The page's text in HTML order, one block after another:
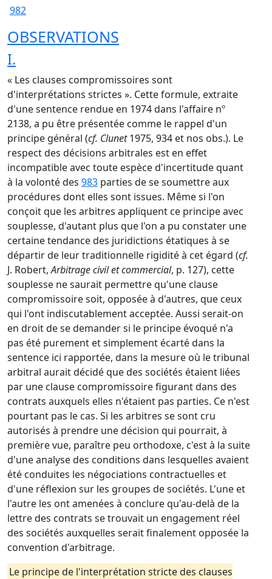
982
OBSERVATIONS
I.
« Les clauses compromissoires sont
d'interprétations strictes ». Cette formule, extraite
d'une sentence rendue en 1974 dans l'affaire nº
2138, a pu être présentée comme le rappel d'un
principe général (cf. Clunet1975, 934 et nos obs.). Le
respect des décisions arbitrales est en effet
incompatible avec toute espèce d'incertitude quant
à la volonté des 983 parties de se soumettre aux
procédures dont elles sont issues. Même si l'on
conçoit que les arbitres appliquent ce principe avec
souplesse, d'autant plus que l'on a pu constater une
certaine tendance des juridictions étatiques à se
départir de leur traditionnelle rigidité à cet égard (cf.
J. Robert,Arbitrage civil et commercial, p. 127), cette
souplesse ne saurait permettre qu'une clause
compromissoire soit, opposée à d'autres, que ceux
qui l'ont indiscutablement acceptée. Aussi serait-on
en droit de se demander si le principe évoqué n'a
pas été purement et simplement écarté dans la
sentence ici rapportée, dans la mesure où le tribunal
arbitral aurait décidé que des sociétés étaient liées
par une clause compromissoire figurant dans des
contrats auxquels elles n'étaient pas parties. Ce n'est
pourtant pas le cas. Si les arbitres se sont cru
autorisés à prendre une décision qui pourrait, à
première vue, paraître peu orthodoxe, c'est à la suite
d'une analyse des conditions dans lesquelles avaient
été conduites les négociations contractuelles et
d'une réflexion sur les groupes de sociétés. L'une et
l'autre les ont amenées à conclure qu'au-delà de la
lettre des contrats se trouvait un engagement réel
des sociétés auxquelles serait finalement opposée la
convention d'arbitrage.
Le principe de l'interprétation stricte des clauses